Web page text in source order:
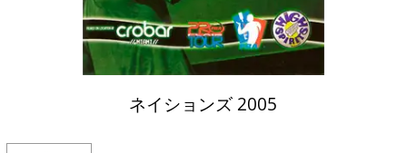
ネイションズ 2005